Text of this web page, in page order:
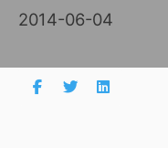
2014-06-04